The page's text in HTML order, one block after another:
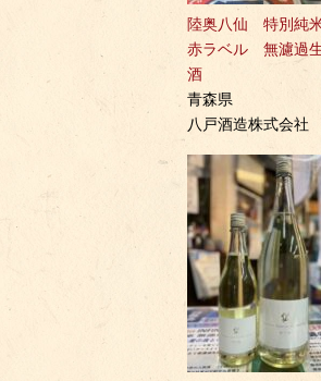
陸奥八仙 特別
赤ラベル 無濾過
酒
青森県
八戸酒造株式会社